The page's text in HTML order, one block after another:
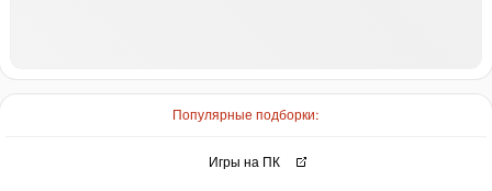
Популярные подборки:
Игры на ПК